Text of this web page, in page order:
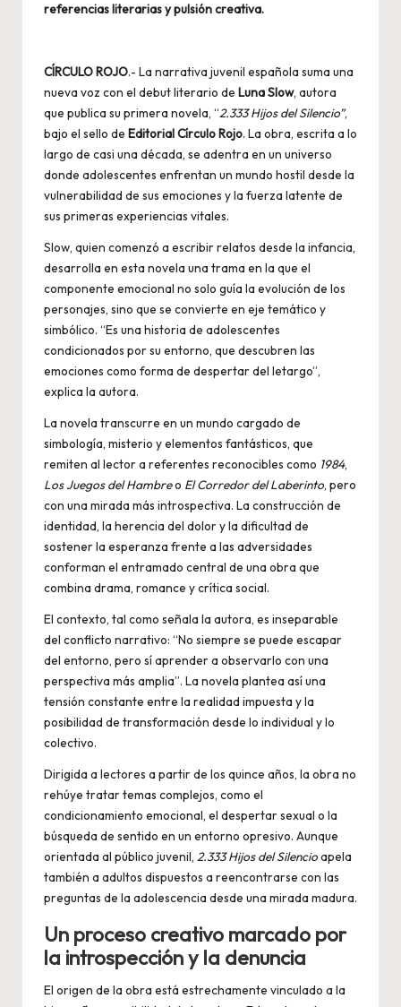
referencias literarias y pulsión creativa.
CÍRCULO ROJO.- La narrativa juvenil española suma una
nueva voz con el debut literario de Luna Slow, autora
que publica su primera novela, “2.333 Hijos del Silencio”,
bajo el sello de Editorial Círculo Rojo. La obra, escrita a lo
largo de casi una década, se adentra en un universo
donde adolescentes enfrentan un mundo hostil desde la
vulnerabilidad de sus emociones y la fuerza latente de
sus primeras experiencias vitales.
Slow, quien comenzó a escribir relatos desde la infancia,
desarrolla en esta novela una trama en la que el
componente emocional no solo guía la evolución de los
personajes, sino que se convierte en eje temático y
simbólico. “Es una historia de adolescentes
condicionados por su entorno, que descubren las
emociones como forma de despertar del letargo”,
explica la autora.
La novela transcurre en un mundo cargado de
simbología, misterio y elementos fantásticos, que
remiten al lector a referentes reconocibles como 1984,
Los Juegos del Hambreo El Corredor del Laberinto, pero
con una mirada más introspectiva. La construcción de
identidad, la herencia del dolor y la dificultad de
sostener la esperanza frente a las adversidades
conforman el entramado central de una obra que
combina drama, romance y crítica social.
El contexto, tal como señala la autora, es inseparable
del conflicto narrativo: “No siempre se puede escapar
del entorno, pero sí aprender a observarlo con una
perspectiva más amplia”. La novela plantea así una
tensión constante entre la realidad impuesta y la
posibilidad de transformación desde lo individual y lo
colectivo.
Dirigida a lectores a partir de los quince años, la obra no
rehúye tratar temas complejos, como el
condicionamiento emocional, el despertar sexual o la
búsqueda de sentido en un entorno opresivo. Aunque
orientada al público juvenil, 2.333 Hijos del Silencioapela
también a adultos dispuestos a reencontrarse con las
preguntas de la adolescencia desde una mirada madura.
Un proceso creativo marcado por
la introspección y la denuncia
El origen de la obra está estrechamente vinculado a la